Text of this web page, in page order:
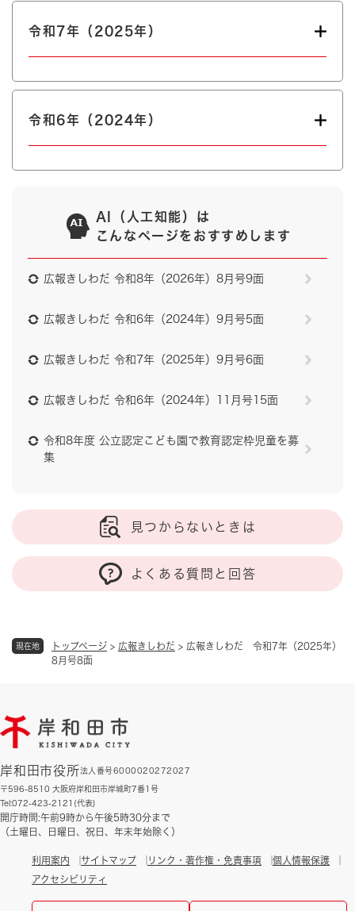
現在地 トップページ > 広報きしわだ > 広報きしわだ 令和7年（2025年）
8月号8面
令和7年（2025年）
令和6年（2024年）
AI（人工知能）は
こんなページをおすすめします
広報きしわだ 令和8年（2026年）8月号9面
広報きしわだ 令和6年（2024年）9月号5面
広報きしわだ 令和7年（2025年）9月号6面
広報きしわだ 令和6年（2024年）11月号15面
令和8年度 公立認定こども園で教育認定枠児童を募
集
見つからないときは
よくある質問と回答
岸和田市役所法人番号6000020272027
〒596-8510 大阪府岸和田市岸城町7番1号
Tel:072-423-2121(代表)
開庁時間:午前9時から午後5時30分まで
（土曜日、日曜日、祝日、年末年始除く）
利用案内 サイトマップ リンク・著作権・免責事項
個人情報保護
アクセシビリティ